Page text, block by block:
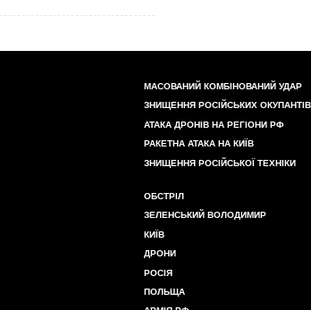
МАСОВАНИЙ КОМБІНОВАНИЙ УДАР
ЗНИЩЕННЯ РОСІЙСЬКИХ ОКУПАНТІВ
АТАКА ДРОНІВ НА РЕГІОНИ РФ
РАКЕТНА АТАКА НА КИЇВ
ЗНИЩЕННЯ РОСІЙСЬКОЇ ТЕХНІКИ
ОБСТРІЛ
ЗЕЛЕНСЬКИЙ ВОЛОДИМИР
КИЇВ
ДРОНИ
РОСІЯ
ПОЛЬЩА